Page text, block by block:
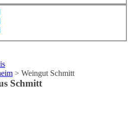
> Weingut Schmitt
Schmitt